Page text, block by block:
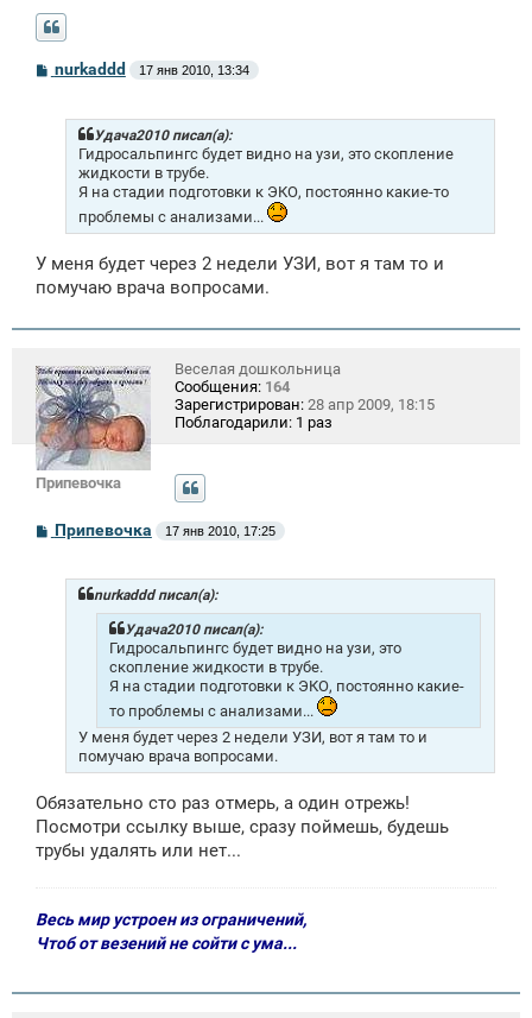
Сnurkaddd 17 янв 2010, 13:34
Удача2010 писал(а):
Гидросальпингс будет видно на узи, это скопление
жидкости в трубе.
Я на стадии подготовки к ЭКО, постоянно какие-то
проблемы с анализами...
У меня будет через 2 недели УЗИ, вот я там то и
помучаю врача вопросами.
Припевочка
Веселая дошкольница
Сообщения: 164
Зарегистрирован: 28 апр 2009, 18:15
Поблагодарили: 1 раз
С
о
Припевочка 17 янв 2010, 17:25
nurkaddd писал(а):
Удача2010 писал(а):
Гидросальпингс будет видно на узи, это
скопление жидкости в трубе.
Я на стадии подготовки к ЭКО, постоянно какие-
то проблемы с анализами...
У меня будет через 2 недели УЗИ, вот я там то и
помучаю врача вопросами.
Обязательно сто раз отмерь, а один отрежь!
Посмотри ссылку выше, сразу поймешь, будешь
трубы удалять или нет...
Весь мир устроен из ограничений,
Чтоб от везений не сойти с ума...